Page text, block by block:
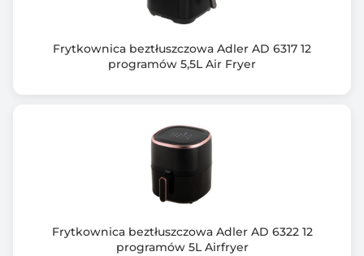
Frytkownica beztłuszczowa Adler AD 6317 12
programów 5,5L Air Fryer
Frytkownica beztłuszczowa Adler AD 6322 12
programów 5L Airfryer